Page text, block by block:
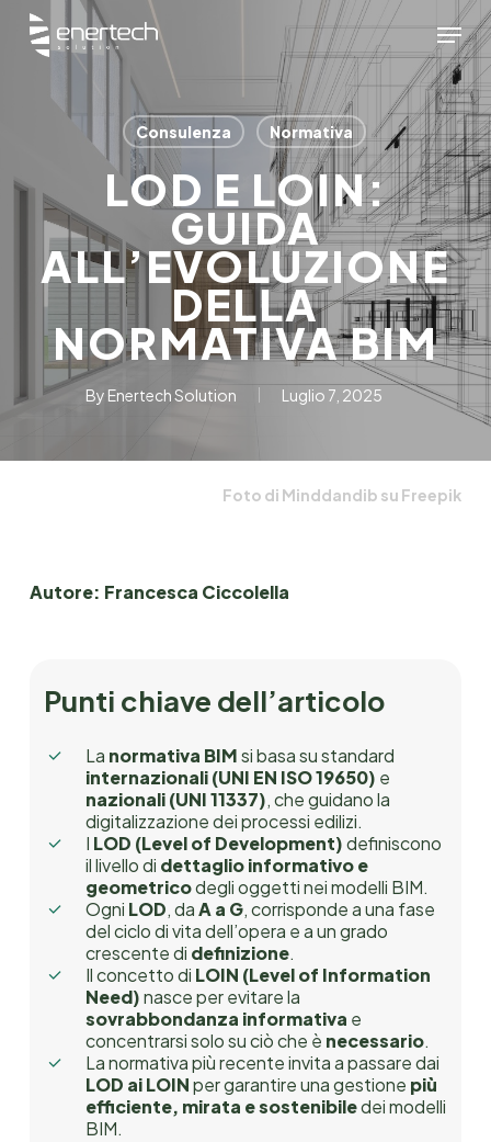
Skip
main
Menu
Consulenza Normativa
LOD E LOIN:
GUIDA
ALL’EVOLUZIONE
DELLA
NORMATIVA BIM
By Enertech Solution Luglio 7, 2025
Foto di Minddandib su Freepik
Autore: Francesca Ciccolella
Punti chiave dell’articolo
La normativa BIMsi basa su standard
internazionali (UNI EN ISO 19650) e
nazionali (UNI 11337), che guidano la
digitalizzazione dei processi edilizi.
I LOD (Level of Development)definiscono
il livello di dettaglio informativo e
geometricodegli oggetti nei modelli BIM.
Ogni LOD, daA a G, corrisponde a una fase
del ciclo di vita dell’opera e a un grado
crescente di definizione.
Il concetto di LOIN (Level of Information
Need)nasce per evitare la
sovrabbondanza informativa e
concentrarsi solo su ciò che è necessario.
La normativa più recente invita a passare dai
LOD ai LOINper garantire una gestione più
efficiente, mirata e sostenibiledei modelli
BIM.